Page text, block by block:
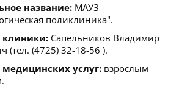
название: МАУЗ
поликлиника".
клиники: Сапельников Владимир
(тел. (4725) 32-18-56 ).
услуг: взрослым